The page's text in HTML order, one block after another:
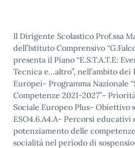
Il Dirigente Scolastico Prof.ssa
dell’Istituto Comprensivo
presenta il Piano “E.S.T.A.T.E:
Tecnica e…altro”, nell’ambito
Europei- Programma Nazionale
Competenze 2021-2027”-
Sociale Europeo Plus- Obiettivo
ESO4.6.A4.A- Percorsi
potenziamento delle
socialità nel periodo di